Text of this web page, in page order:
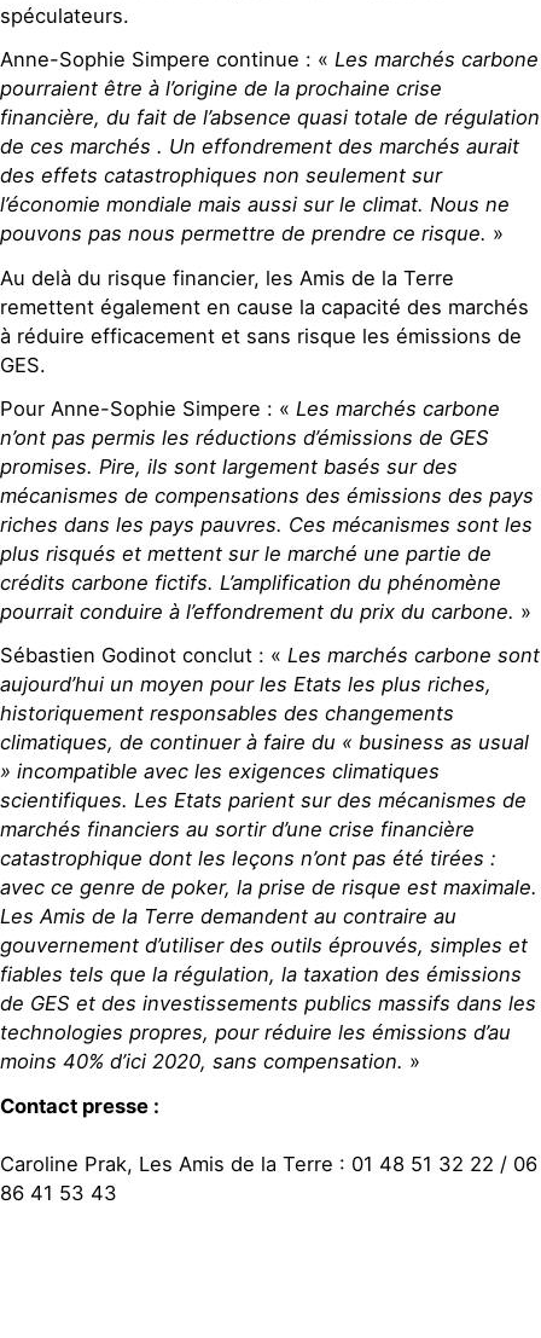
spéculateurs.
Anne-Sophie Simpere continue : « Les marchés carbone
pourraient être à l’origine de la prochaine crise
financière, du fait de l’absence quasi totale de régulation
de ces marchés . Un effondrement des marchés aurait
des effets catastrophiques non seulement sur
l’économie mondiale mais aussi sur le climat. Nous ne
pouvons pas nous permettre de prendre ce risque. »
Au delà du risque financier, les Amis de la Terre
remettent également en cause la capacité des marchés
à réduire efficacement et sans risque les émissions de
GES.
Pour Anne-Sophie Simpere : « Les marchés carbone
n’ont pas permis les réductions d’émissions de GES
promises. Pire, ils sont largement basés sur des
mécanismes de compensations des émissions des pays
riches dans les pays pauvres. Ces mécanismes sont les
plus risqués et mettent sur le marché une partie de
crédits carbone fictifs. L’amplification du phénomène
pourrait conduire à l’effondrement du prix du carbone. »
Sébastien Godinot conclut : « Les marchés carbone sont
aujourd’hui un moyen pour les Etats les plus riches,
historiquement responsables des changements
climatiques, de continuer à faire du « business as usual
» incompatible avec les exigences climatiques
scientifiques. Les Etats parient sur des mécanismes de
marchés financiers au sortir d’une crise financière
catastrophique dont les leçons n’ont pas été tirées :
avec ce genre de poker, la prise de risque est maximale.
Les Amis de la Terre demandent au contraire au
gouvernement d’utiliser des outils éprouvés, simples et
fiables tels que la régulation, la taxation des émissions
de GES et des investissements publics massifs dans les
technologies propres, pour réduire les émissions d’au
moins 40% d’ici 2020, sans compensation. »
Contact presse :
Caroline Prak, Les Amis de la Terre : 01 48 51 32 22 / 06
86 41 53 43